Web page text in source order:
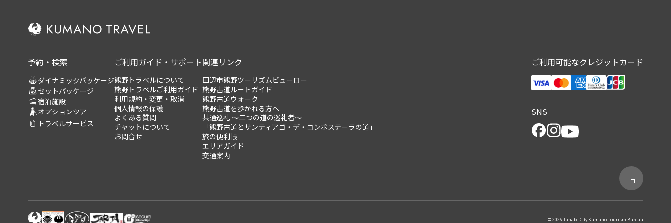
予約・検索
ダイナミックパッケージ
セットパッケージ
宿泊施設
オプションツアー
トラベルサービス
ご利用ガイド・サポート
熊野トラベルについて
熊野トラベルご利用ガイド
利用規約・変更・取消
個人情報の保護
よくある質問
チャットについて
お問合せ
関連リンク
田辺市熊野ツーリズムビューロー
熊野古道ルートガイド
熊野古道ウォーク
熊野古道を歩かれる方へ
共通巡礼 ～二つの道の巡礼者～
「熊野古道とサンティアゴ・デ・コンポステーラの道」
旅の便利帳
エリアガイド
交通案内
ご利用可能なクレジットカード
SNS
© 2026 Tanabe City Kumano Tourism Bureau